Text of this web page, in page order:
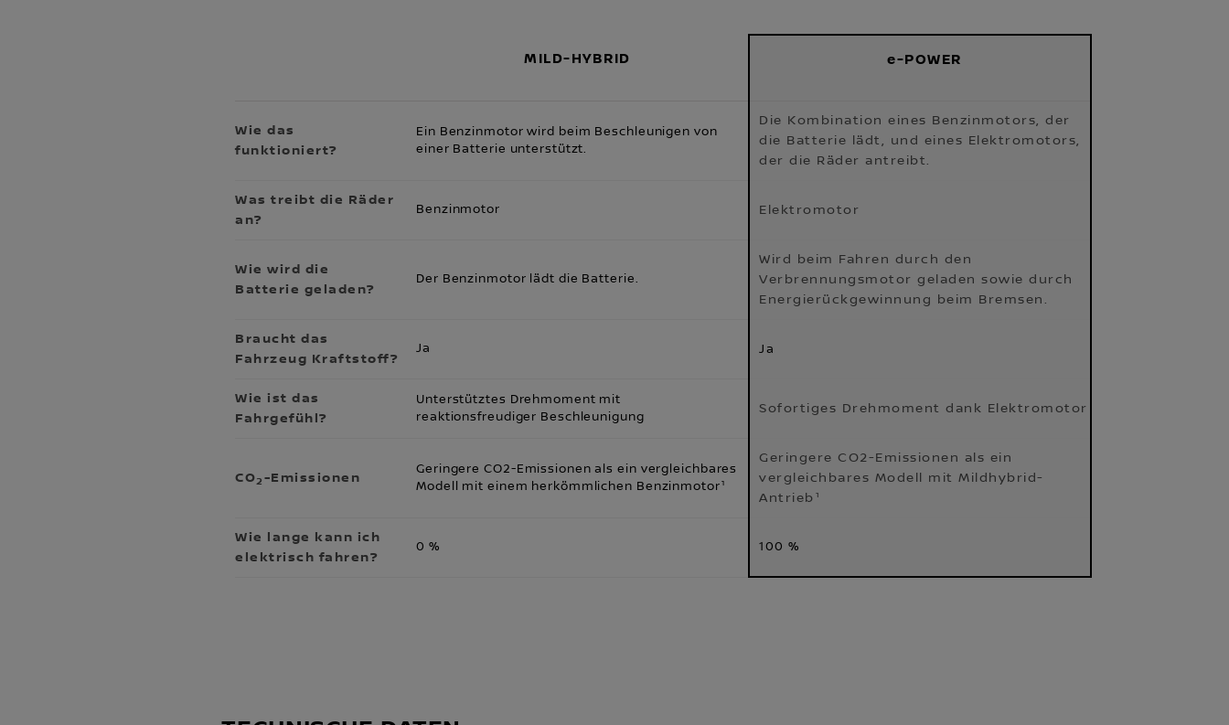
MILD-HYBRID e-POWER
Wie das
funktioniert?
Ein Benzinmotor wird beim Beschleunigen von
einer Batterie unterstützt.
Die Kombination eines Benzinmotors, der
die Batterie lädt, und eines Elektromotors,
der die Räder antreibt.
Was treibt die Räder
an?
Benzinmotor Elektromotor
Wie wird die
Batterie geladen?
Der Benzinmotor lädt die Batterie.
Wird beim Fahren durch den
Verbrennungsmotor geladen sowie durch
Energierückgewinnung beim Bremsen.
Braucht das
Fahrzeug Kraftstoff?
Ja Ja
Wie ist das
Fahrgefühl?
Unterstütztes Drehmoment mit
reaktionsfreudiger Beschleunigung
Sofortiges Drehmoment dank Elektromotor
CO2 -Emissionen
Geringere CO2-Emissionen als ein vergleichbares
Modell mit einem herkömmlichen Benzinmotor¹
Geringere CO2-Emissionen als ein
vergleichbares Modell mit Mildhybrid-
Antrieb¹
Wie lange kann ich
elektrisch fahren?
0 % 100 %